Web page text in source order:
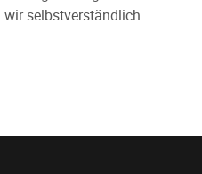
selbstverständlich